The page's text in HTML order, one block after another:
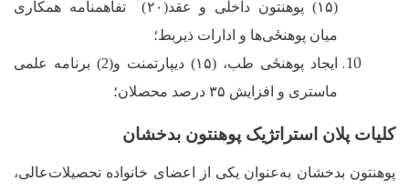
(۱۵) پوهنتون داخلی و عقد(۲۰) تفاهمنامه همکاری
میان پوهنحٔی‌ها و ادارات ذیربط؛
ایجاد پوهنحٔی طب، (۱۵) دیپارتمنت و(2) برنامه علمی
ماستری و افزایش ۳۵ درصد محصلان؛
کلیات پلان استراتژیک پوهنتون بدخشان
پوهنتون بدخشان به‌عنوان یکی از اعضای خانواده تحصیلات‌عالی،